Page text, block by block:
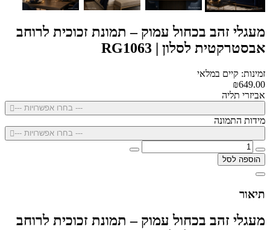
מעגלי זהב בכחול עמוק – תמונת זכוכית לרוחב
אבסטרקטית לסלון | RG1063
זמינות: קיים במלאי
₪649.00
אביזרי תליה
--- בחרו אפשרויות ---
מידות התמונה
--- בחרו אפשרויות ---
הוספה לסל
תיאור
מעגלי זהב בכחול עמוק – תמונת זכוכית לרוחב